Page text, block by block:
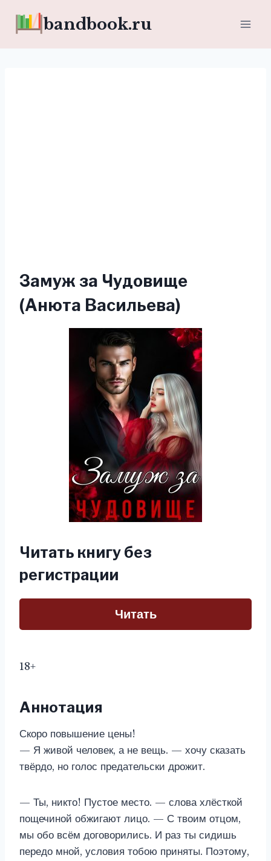
bandbook.ru
Замуж за Чудовище
(Анюта Васильева)
Читать книгу без
регистрации
Читать
18+
Аннотация
Скоро повышение цены!
— Я живой человек, а не вещь. — хочу сказать
твёрдо, но голос предательски дрожит.
— Ты, никто! Пустое место. — слова хлёсткой
пощечиной обжигают лицо. — С твоим отцом,
мы обо всём договорились. И раз ты сидишь
передо мной, условия тобою приняты. Поэтому,